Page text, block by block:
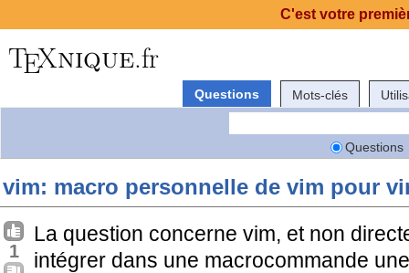
Questions Mots-clés
Questions
vim: macro personnelle de vim pour
1
La question concerne vim, et non
intégrer dans une macrocommande
C'est votre